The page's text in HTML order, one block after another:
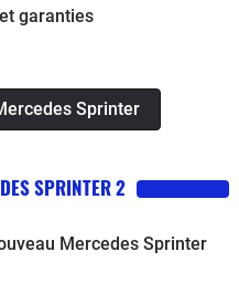
garanties
Sprinter
SPRINTER 2
Mercedes Sprinter